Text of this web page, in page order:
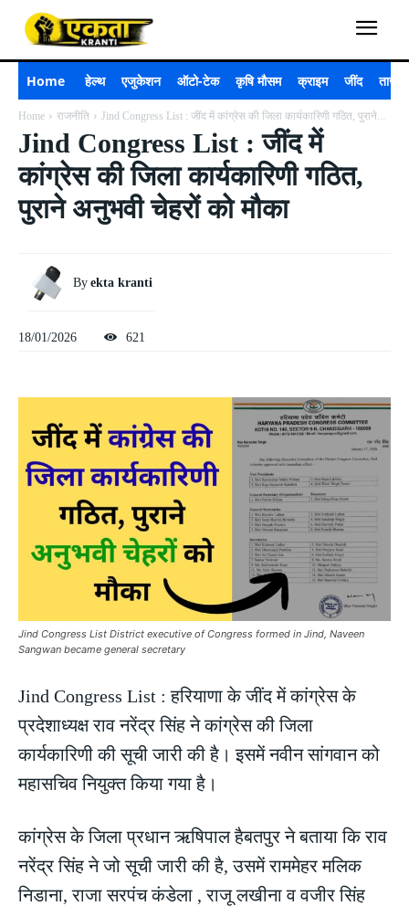
Home हेल्थ एजुकेशन ऑटो-टेक कृषि मौसम क्राइम जींद ताजा
Home राजनीति Jind Congress List : जींद में कांग्रेस की जिला कार्यकारिणी गठित, पुराने...
Jind Congress List : जींद में
कांग्रेस की जिला कार्यकारिणी गठित,
पुराने अनुभवी चेहरों को मौका
By ekta kranti
18/01/2026 621
Jind Congress List District executive of Congress formed in Jind, Naveen
Sangwan became general secretary
Jind Congress List : हरियाणा के जींद में कांग्रेस के
प्रदेशाध्यक्ष राव नरेंद्र सिंह ने कांग्रेस की जिला
कार्यकारिणी की सूची जारी की है। इसमें नवीन सांगवान को
महासचिव नियुक्त किया गया है।
कांग्रेस के जिला प्रधान ऋषिपाल हैबतपुर ने बताया कि राव
नरेंद्र सिंह ने जो सूची जारी की है, उसमें राममेहर मलिक
निडाना, राजा सरपंच कंडेला , राजू लखीना व वजीर सिंह